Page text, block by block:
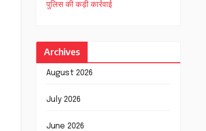
पुलिस की कड़ी कार्रवाई
Archives
August 2026
July 2026
June 2026